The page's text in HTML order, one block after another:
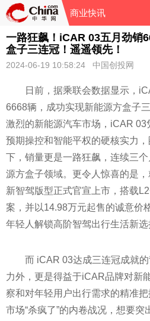
商业快讯
一路狂飙！iCAR 03五月劲销
盒子三连冠！遥遥领先！
2024-06-19 10:58:24 中国创投网
日前，据乘联会数据显示，
6668辆，成功实现新能源方盒子
激烈的新能源汽车市场，iCAR 03
预期操控和智能平权的硬核实力
下，销量更是一路狂飙，连续三
源方盒子领域。更令人惊喜的是
新智驾版型正式官宣上市，搭载
案，并以14.98万元起售的诚意价
年轻人解锁高阶智驾出行生活新选
而 iCAR 03达成三连冠成就
力外，更是得益于iCAR品牌对新
察和对年轻用户出行需求的精准
市场“杀疯了”的内卷战况，想要